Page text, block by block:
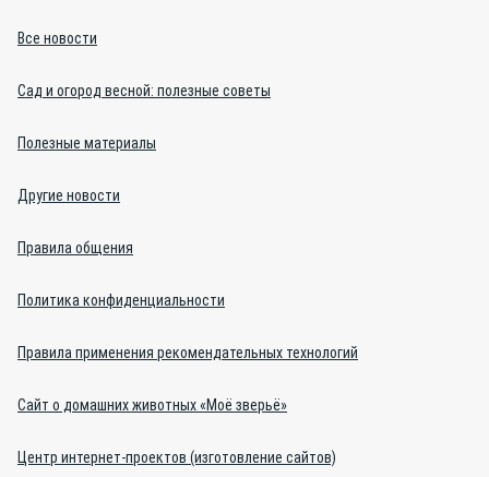
Все новости
Сад и огород весной: полезные советы
Полезные материалы
Другие новости
Правила общения
Политика конфиденциальности
Правила применения рекомендательных технологий
Сайт о домашних животных «Моё зверьё»
Центр интернет-проектов (изготовление сайтов)